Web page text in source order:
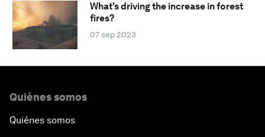
What's driving the increase in forest
fires?
07 sep 2023
Quiénes somos
Quiénes somos